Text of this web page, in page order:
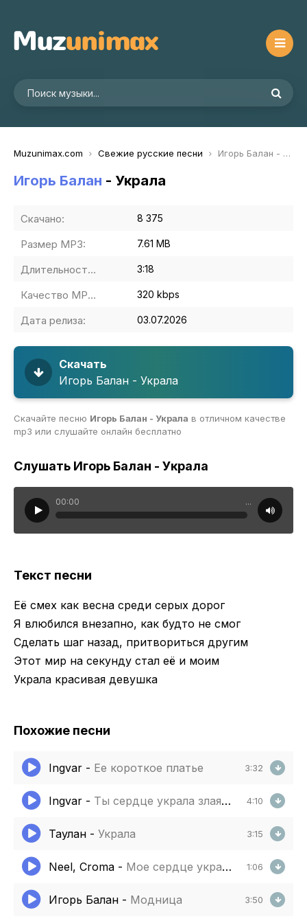
Muzunimax.com Свежие русские песни Игорь Балан - Украла
Игорь Балан - Украла
Скачано: 8 375
Размер MP3: 7.61 MB
Длительность MP3: 3:18
Качество MP3: 320 kbps
Дата релиза: 03.07.2026
Скачать
Игорь Балан - Украла
Скачайте песню Игорь Балан - Украла в отличном качестве
mp3 или слушайте онлайн бесплатно
Слушать Игорь Балан - Украла
00:00 ...
Текст песни
Её смех как весна среди серых дорог
Я влюбился внезапно, как будто не смог
Сделать шаг назад, притвориться другим
Этот мир на секунду стал её и моим
Украла красивая девушка
Похожие песни
Ingvar - Ее короткое платье 3:32
Ingvar - Ты сердце украла злая колдунья 4:10
Таулан - Украла 3:15
Neel, Croma - Мое сердце украла 1:06
Игорь Балан - Модница 3:50